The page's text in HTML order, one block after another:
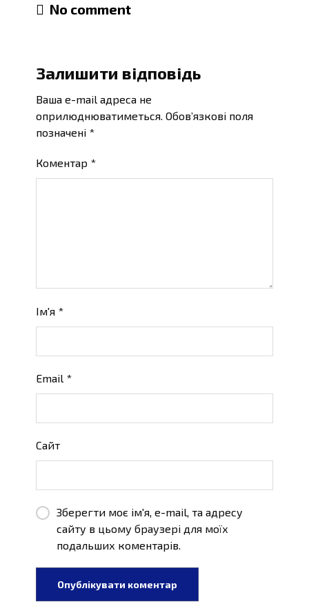
No comment
Залишити відповідь
Ваша e-mail адреса не
оприлюднюватиметься. Обов’язкові поля
позначені *
Коментар *
Ім'я *
Email *
Сайт
Зберегти моє ім'я, e-mail, та адресу
сайту в цьому браузері для моїх
подальших коментарів.